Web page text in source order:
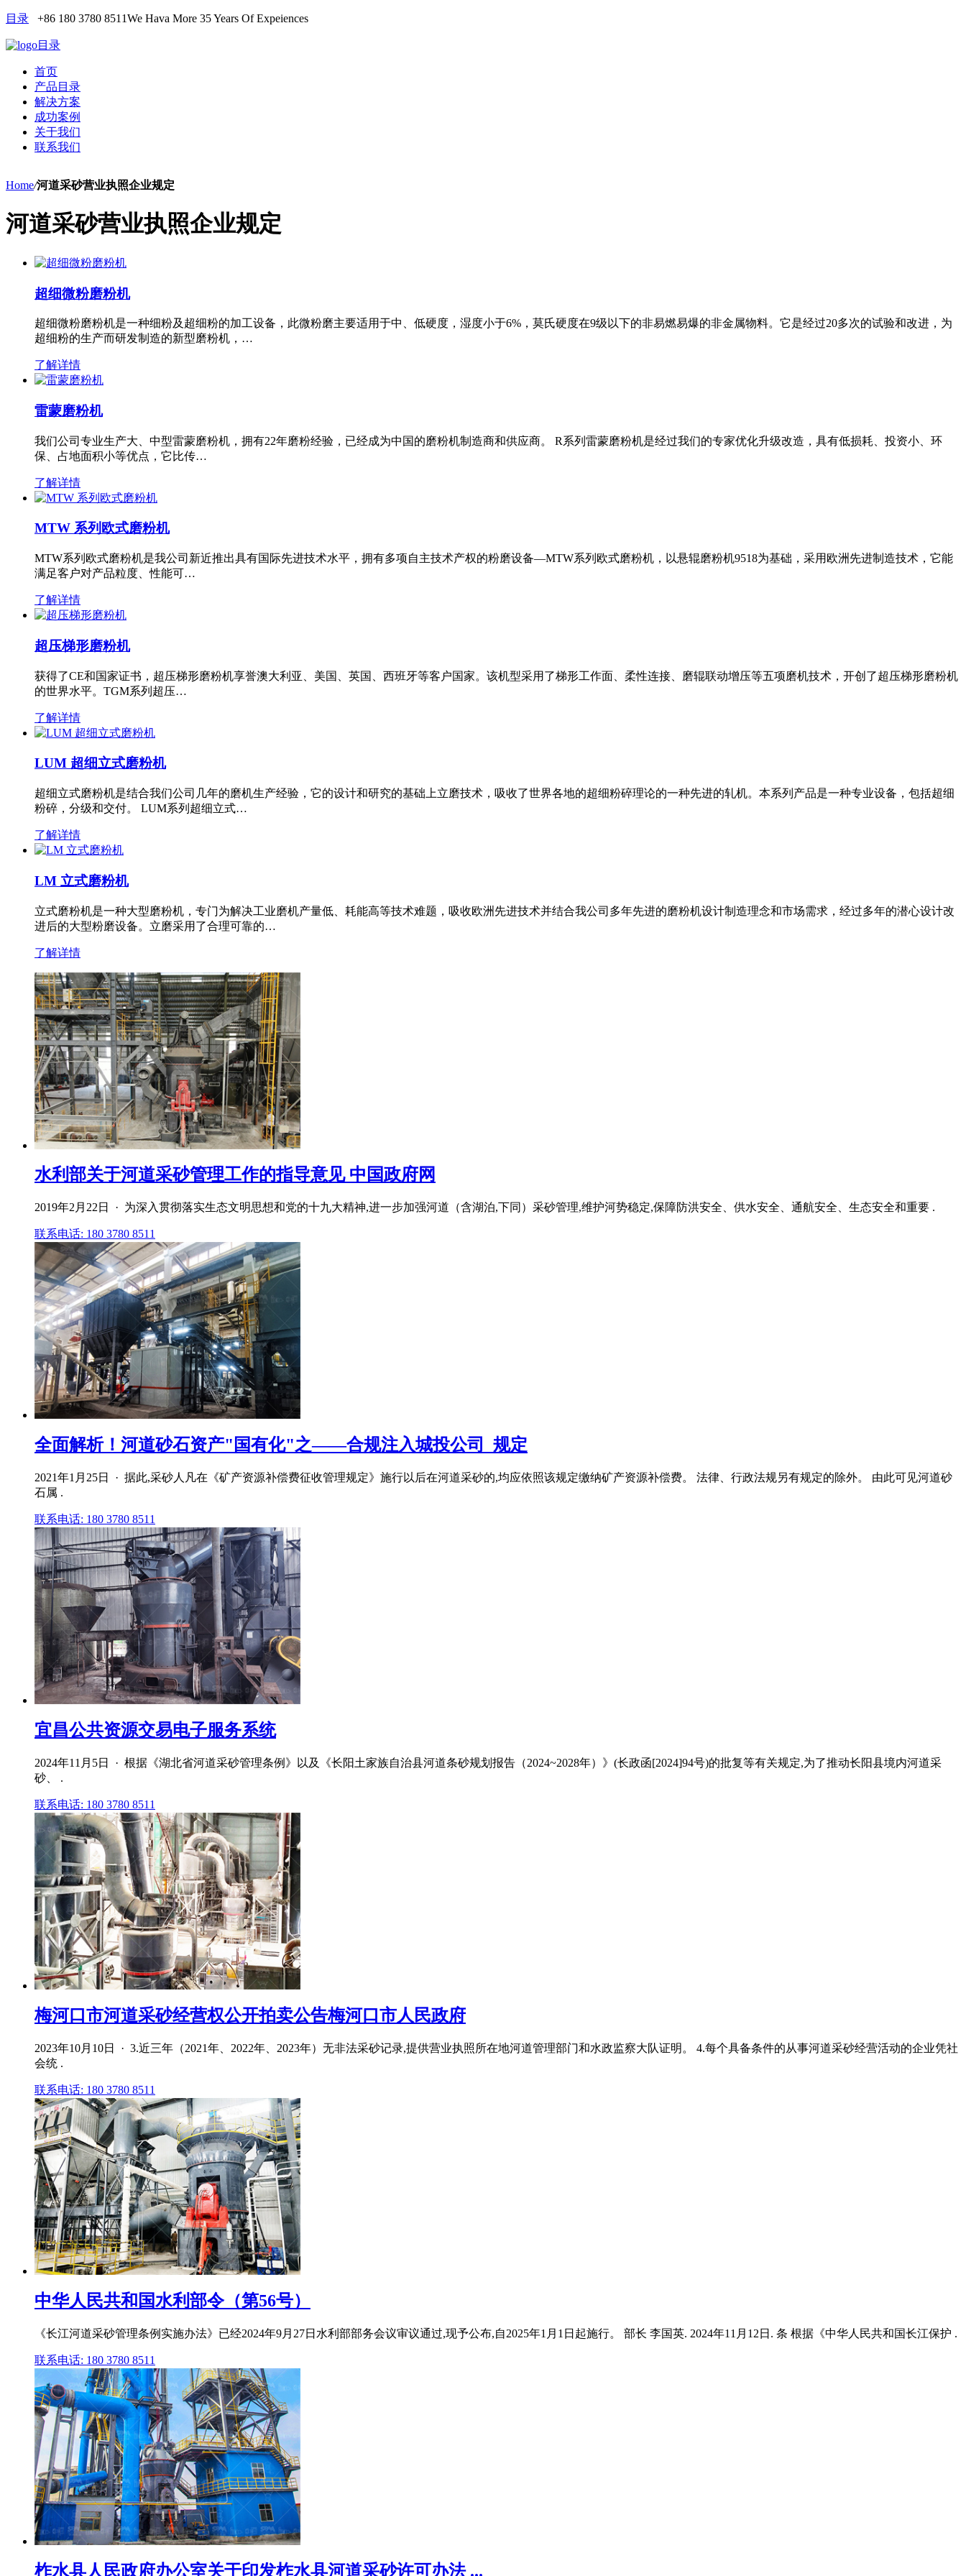
目录 +86 180 3780 8511We Hava More 35 Years Of Expeiences
目录
首页
产品目录
解决方案
成功案例
关于我们
联系我们
Home/河道采砂营业执照企业规定
河道采砂营业执照企业规定
超细微粉磨粉机
超细微粉磨粉机是一种细粉及超细粉的加工设备，此微粉磨主要适用于中、低硬度，湿度小于6%，莫氏硬度在9级以下的非易燃易爆的非金属物料。它是经过20多次的试验和改进，为
超细粉的生产而研发制造的新型磨粉机，…
了解详情
雷蒙磨粉机
我们公司专业生产大、中型雷蒙磨粉机，拥有22年磨粉经验，已经成为中国的磨粉机制造商和供应商。 R系列雷蒙磨粉机是经过我们的专家优化升级改造，具有低损耗、投资小、环
保、占地面积小等优点，它比传…
了解详情
MTW 系列欧式磨粉机
MTW系列欧式磨粉机是我公司新近推出具有国际先进技术水平，拥有多项自主技术产权的粉磨设备—MTW系列欧式磨粉机，以悬辊磨粉机9518为基础，采用欧洲先进制造技术，它能
满足客户对产品粒度、性能可…
了解详情
超压梯形磨粉机
获得了CE和国家证书，超压梯形磨粉机享誉澳大利亚、美国、英国、西班牙等客户国家。该机型采用了梯形工作面、柔性连接、磨辊联动增压等五项磨机技术，开创了超压梯形磨粉机
的世界水平。TGM系列超压…
了解详情
LUM 超细立式磨粉机
超细立式磨粉机是结合我们公司几年的磨机生产经验，它的设计和研究的基础上立磨技术，吸收了世界各地的超细粉碎理论的一种先进的轧机。本系列产品是一种专业设备，包括超细
粉碎，分级和交付。 LUM系列超细立式…
了解详情
LM 立式磨粉机
立式磨粉机是一种大型磨粉机，专门为解决工业磨机产量低、耗能高等技术难题，吸收欧洲先进技术并结合我公司多年先进的磨粉机设计制造理念和市场需求，经过多年的潜心设计改
进后的大型粉磨设备。立磨采用了合理可靠的…
了解详情
水利部关于河道采砂管理工作的指导意见 中国政府网
2019年2月22日 · 为深入贯彻落实生态文明思想和党的十九大精神,进一步加强河道（含湖泊,下同）采砂管理,维护河势稳定,保障防洪安全、供水安全、通航安全、生态安全和重要 .
联系电话: 180 3780 8511
全面解析！河道砂石资产"国有化"之——合规注入城投公司_规定
2021年1月25日 · 据此,采砂人凡在《矿产资源补偿费征收管理规定》施行以后在河道采砂的,均应依照该规定缴纳矿产资源补偿费。 法律、行政法规另有规定的除外。 由此可见河道砂
石属 .
联系电话: 180 3780 8511
宜昌公共资源交易电子服务系统
2024年11月5日 · 根据《湖北省河道采砂管理条例》以及《长阳土家族自治县河道条砂规划报告（2024~2028年）》(长政函[2024]94号)的批复等有关规定,为了推动长阳县境内河道采
砂、 .
联系电话: 180 3780 8511
梅河口市河道采砂经营权公开拍卖公告梅河口市人民政府
2023年10月10日 · 3.近三年（2021年、2022年、2023年）无非法采砂记录,提供营业执照所在地河道管理部门和水政监察大队证明。 4.每个具备条件的从事河道采砂经营活动的企业凭社
会统 .
联系电话: 180 3780 8511
中华人民共和国水利部令（第56号）
《长江河道采砂管理条例实施办法》已经2024年9月27日水利部部务会议审议通过,现予公布,自2025年1月1日起施行。 部长 李国英. 2024年11月12日. 条 根据《中华人民共和国长江保护 .
联系电话: 180 3780 8511
柞水县人民政府办公室关于印发柞水县河道采砂许可办法 ...